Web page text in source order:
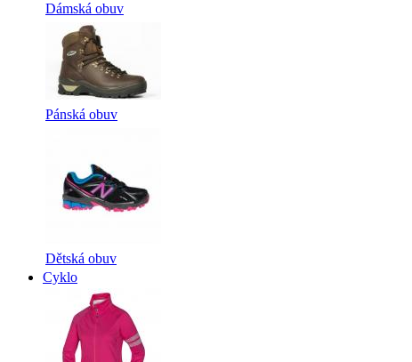
Dámská obuv
Pánská obuv
Dětská obuv
Cyklo